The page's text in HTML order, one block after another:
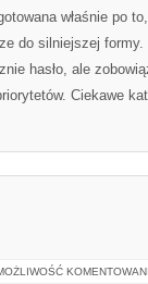
właśnie po
do silniejszej formy.
hasło, ale
Ciekawe